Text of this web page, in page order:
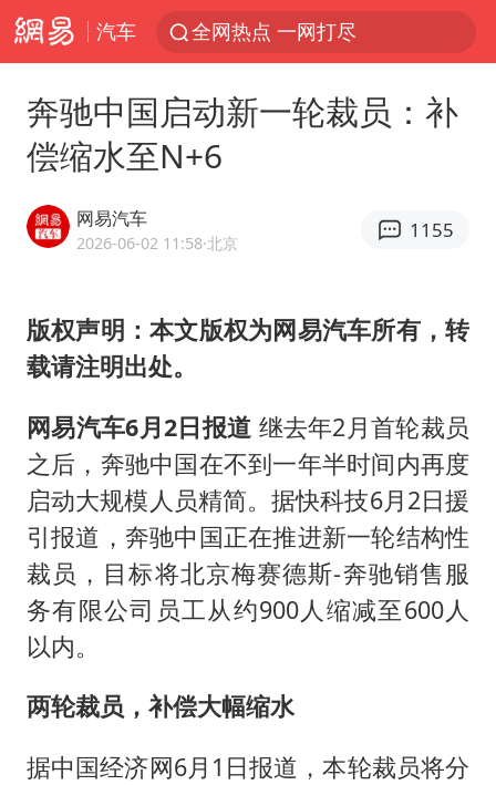
汽车 全网热点 一网打尽
奔驰中国启动新一轮裁员：补
偿缩水至N+6
网易汽车
2026-06-02 11:58·北京
1155
版权声明：本文版权为网易汽车所有，转
载请注明出处。
网易汽车6月2日报道 继去年2月首轮裁员
之后，奔驰中国在不到一年半时间内再度
启动大规模人员精简。据快科技6月2日援
引报道，奔驰中国正在推进新一轮结构性
裁员，目标将北京梅赛德斯-奔驰销售服
务有限公司员工从约900人缩减至600人
以内。
两轮裁员，补偿大幅缩水
据中国经济网6月1日报道，本轮裁员将分